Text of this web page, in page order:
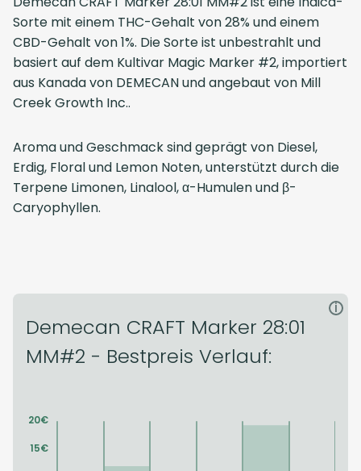
Sorte mit einem THC-Gehalt von 28% und einem
CBD-Gehalt von 1%. Die Sorte ist unbestrahlt und
basiert auf dem Kultivar Magic Marker #2, importiert
aus Kanadavon DEMECANund angebaut von Mill
Creek Growth Inc..
Aroma und Geschmack sind geprägt von Diesel,
Erdig, Floral und Lemon Noten, unterstützt durch die
Terpene Limonen, Linalool, α-Humulen und β-
Caryophyllen.
Demecan CRAFT Marker 28:01
MM#2 - Bestpreis Verlauf:
i